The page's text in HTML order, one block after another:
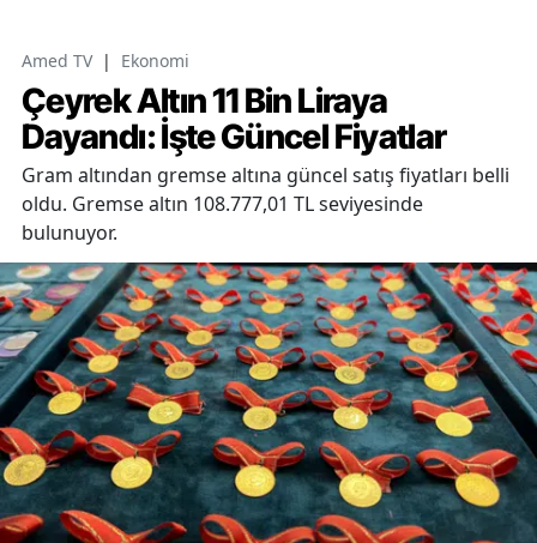
Amed TV | Ekonomi
Çeyrek Altın 11 Bin Liraya
Dayandı: İşte Güncel Fiyatlar
Gram altından gremse altına güncel satış fiyatları belli
oldu. Gremse altın 108.777,01 TL seviyesinde
bulunuyor.